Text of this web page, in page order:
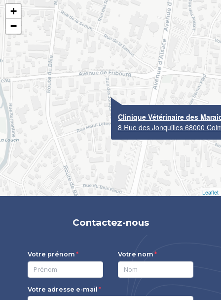
Clinique Vétérinaire des
8 Rue des Jonquilles 68000
+
−
Leaflet
Contactez-nous
Votre prénom Votre nom
Votre adresse e-mail